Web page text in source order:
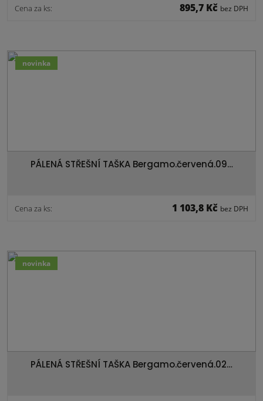
Cena za ks: 895,7 Kč bez DPH
PÁLENÁ STŘEŠNÍ TAŠKA Bergamo.červená.09…
Cena za ks: 1 103,8 Kč bez DPH
novinka
PÁLENÁ STŘEŠNÍ TAŠKA Bergamo.červená.02…
novinka